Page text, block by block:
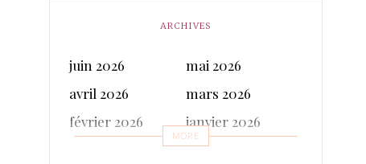
ARCHIVES
juin 2026
mai 2026
avril 2026
mars 2026
février 2026
janvier 2026
décembre 2025
novembre 2025
MORE